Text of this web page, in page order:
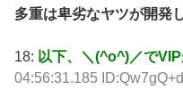
多重は卑劣なヤツが開発
18: 以下、＼(^o^)／で
04:56:31.185